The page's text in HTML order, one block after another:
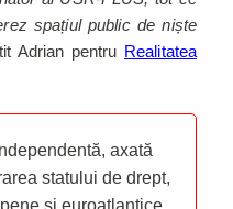
spațiul public de niște
Adrian pentru Realitatea
axată
statului de drept,